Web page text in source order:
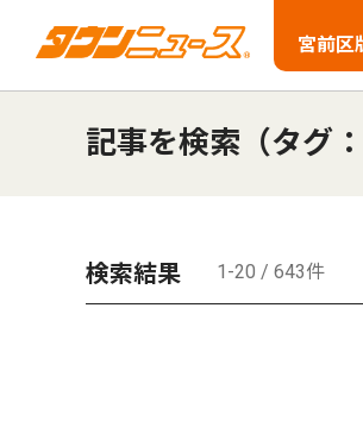
宮前区
記事を検索（タグ
検索結果 1-20 / 643件